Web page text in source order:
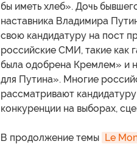
бы иметь хлеб». Дочь
наставника Владимира
свою кандидатуру на пост
российские СМИ, такие как
была одобрена Кремлем» и
для Путина». Многие
рассматривают
конкуренции на выборах,
В продолжение темы Le